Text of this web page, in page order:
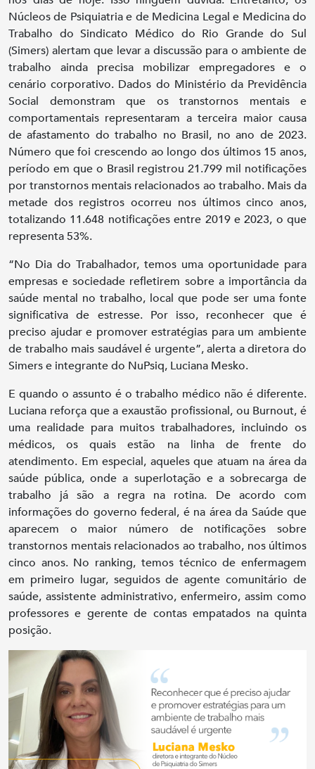
Núcleos de Psiquiatria e de Medicina Legal e Medicina do
Trabalho do Sindicato Médico do Rio Grande do Sul
(Simers) alertam que levar a discussão para o ambiente de
trabalho ainda precisa mobilizar empregadores e o
cenário corporativo. Dados do Ministério da Previdência
Social demonstram que os transtornos mentais e
comportamentais representaram a terceira maior causa
de afastamento do trabalho no Brasil, no ano de 2023.
Número que foi crescendo ao longo dos últimos 15 anos,
período em que o Brasil registrou 21.799 mil notificações
por transtornos mentais relacionados ao trabalho. Mais da
metade dos registros ocorreu nos últimos cinco anos,
totalizando 11.648 notificações entre 2019 e 2023, o que
representa 53%.
“No Dia do Trabalhador, temos uma oportunidade para
empresas e sociedade refletirem sobre a importância da
saúde mental no trabalho, local que pode ser uma fonte
significativa de estresse. Por isso, reconhecer que é
preciso ajudar e promover estratégias para um ambiente
de trabalho mais saudável é urgente”, alerta a diretora do
Simers e integrante do NuPsiq, Luciana Mesko.
E quando o assunto é o trabalho médico não é diferente.
Luciana reforça que a exaustão profissional, ou Burnout, é
uma realidade para muitos trabalhadores, incluindo os
médicos, os quais estão na linha de frente do
atendimento. Em especial, aqueles que atuam na área da
saúde pública, onde a superlotação e a sobrecarga de
trabalho já são a regra na rotina. De acordo com
informações do governo federal, é na área da Saúde que
aparecem o maior número de notificações sobre
transtornos mentais relacionados ao trabalho, nos últimos
cinco anos. No ranking, temos técnico de enfermagem
em primeiro lugar, seguidos de agente comunitário de
saúde, assistente administrativo, enfermeiro, assim como
professores e gerente de contas empatados na quinta
posição.